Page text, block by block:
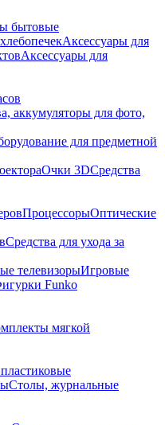
бытовые
Аксессуары для
Аксессуары для
аккумуляторы для фото,
для предметной
Очки 3DСредства
ПроцессорыОптические
Средства для ухода за
телевизорыИгровые
Funko
мягкой
Столы, журнальные